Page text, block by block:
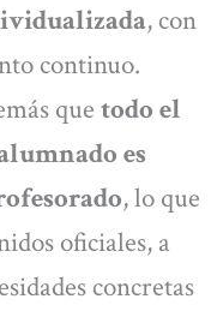
, con
continuo.
que todo el
es
, lo que
oficiales, a
concretas